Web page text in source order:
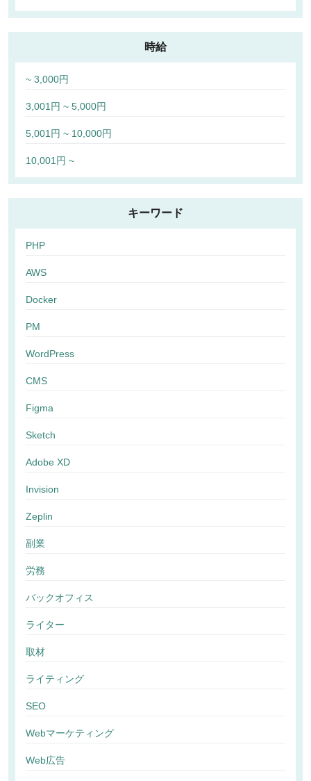
時給
~ 3,000円
3,001円 ~ 5,000円
5,001円 ~ 10,000円
10,001円 ~
キーワード
PHP
AWS
Docker
PM
WordPress
CMS
Figma
Sketch
Adobe XD
Invision
Zeplin
副業
労務
バックオフィス
ライター
取材
ライティング
SEO
Webマーケティング
Web広告